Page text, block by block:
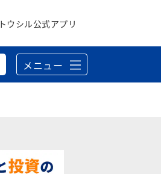
トウシル公式アプリ
メニュー